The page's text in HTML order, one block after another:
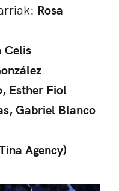
Rosa
Celis
Esther Fiol
Gabriel Blanco
Agency)